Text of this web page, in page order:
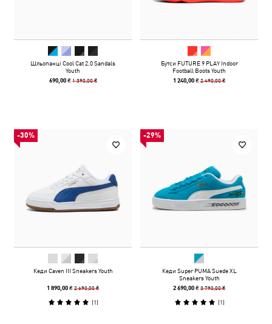
Шльопанці Cool Cat 2.0 Sandals
Youth
690,00 ₴ 1 390,00 ₴
Бутси FUTURE 9 PLAY Indoor
Football Boots Youth
1 240,00 ₴2 490,00 ₴
-30%
Кеди Caven III Sneakers Youth
1 890,00 ₴2 690,00 ₴
(1)
-29%
Кеди Super PUMA Suede XL
Sneakers Youth
2 690,00 ₴3 790,00 ₴
(1)